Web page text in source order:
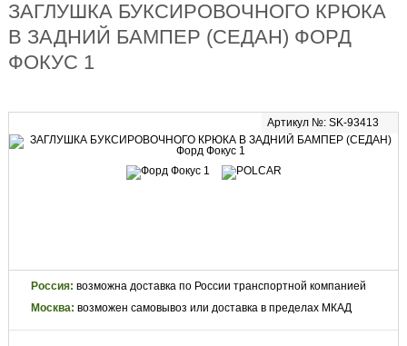
ЗАГЛУШКА БУКСИРОВОЧНОГО КРЮКА
В ЗАДНИЙ БАМПЕР (СЕДАН) ФОРД
ФОКУС 1
Артикул №: SK-93413
Россия: возможна доставка по России транспортной компанией
Москва: возможен самовывоз или доставка в пределах МКАД